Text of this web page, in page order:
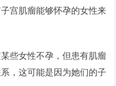
宫肌瘤能够怀孕的女性来
些女性不孕，但患有肌瘤
，这可能是因为她们的子